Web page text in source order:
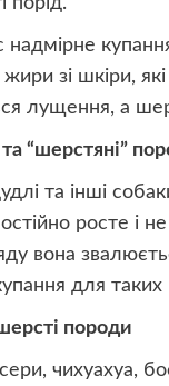
надмірне
жири зі шкіри,
лущення, а
та “шерстяні”
та інші
росте і
вона
для
породи
чихуахуа,